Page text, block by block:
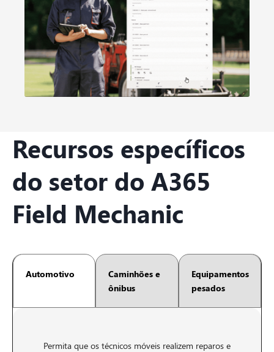
Recursos específicos
do setor do A365
Field Mechanic
Automotivo
Caminhões e
ônibus
Equipamentos
pesados
Permita que os técnicos móveis realizem reparos e